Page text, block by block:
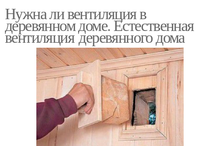
Нужна ли вентиляция в
деревянном доме. Естественная
вентиляция деревянного дома